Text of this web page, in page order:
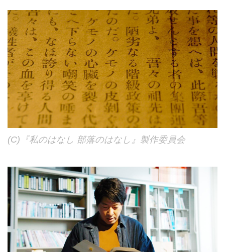
(C)『私のはなし 部落のはなし』製作委員会